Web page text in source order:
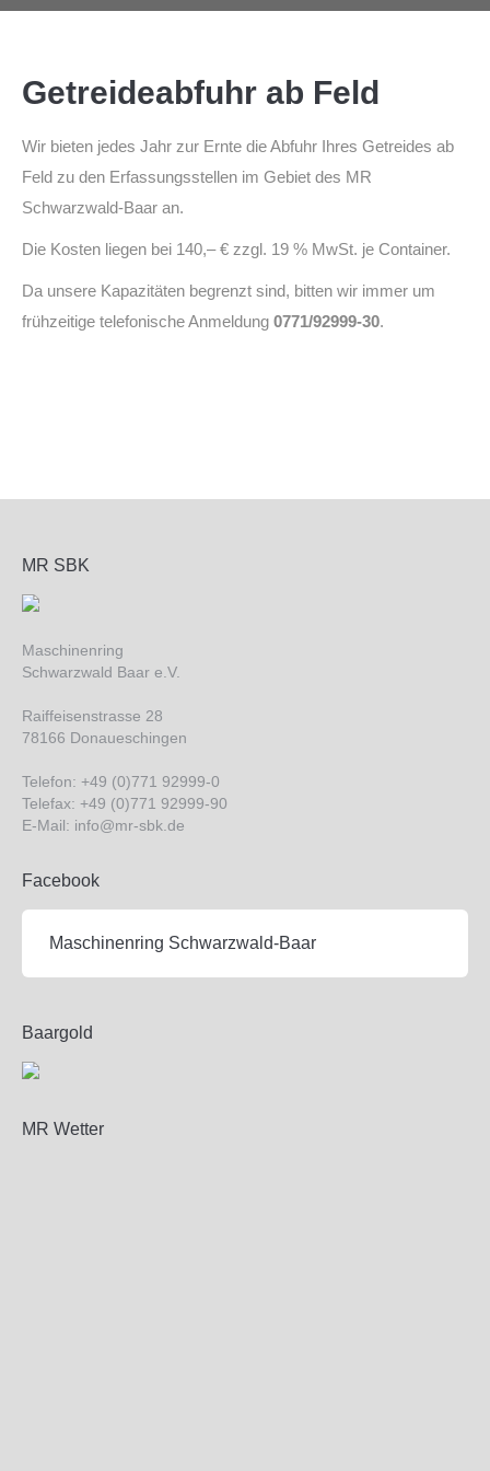
Getreideabfuhr ab Feld
Wir bieten jedes Jahr zur Ernte die Abfuhr Ihres Getreides ab
Feld zu den Erfassungsstellen im Gebiet des MR
Schwarzwald-Baar an.
Die Kosten liegen bei 140,– € zzgl. 19 % MwSt. je Container.
Da unsere Kapazitäten begrenzt sind, bitten wir immer um
frühzeitige telefonische Anmeldung 0771/92999-30.
MR SBK
Maschinenring
Schwarzwald Baar e.V.
Raiffeisenstrasse 28
78166 Donaueschingen
Telefon: +49 (0)771 92999-0
Telefax: +49 (0)771 92999-90
E-Mail: info@mr-sbk.de
Facebook
Maschinenring Schwarzwald-Baar
Baargold
MR Wetter